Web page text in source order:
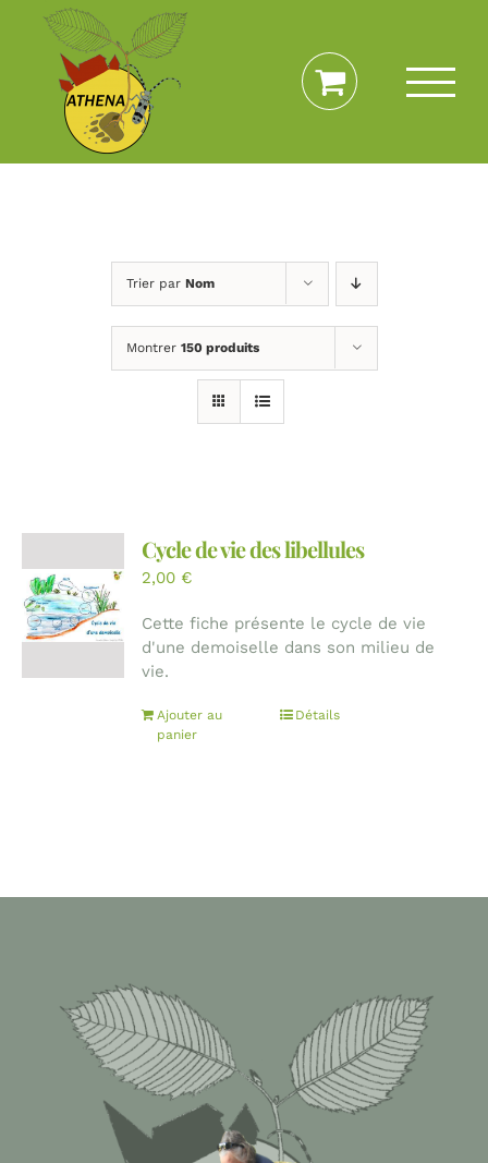
Passer
contenu
Trier par Nom
Montrer 150 produits
Cycle de vie des libellules
2,00 €
Cette fiche présente le cycle de vie
d'une demoiselle dans son milieu de
vie.
Ajouter au
panier
Détails